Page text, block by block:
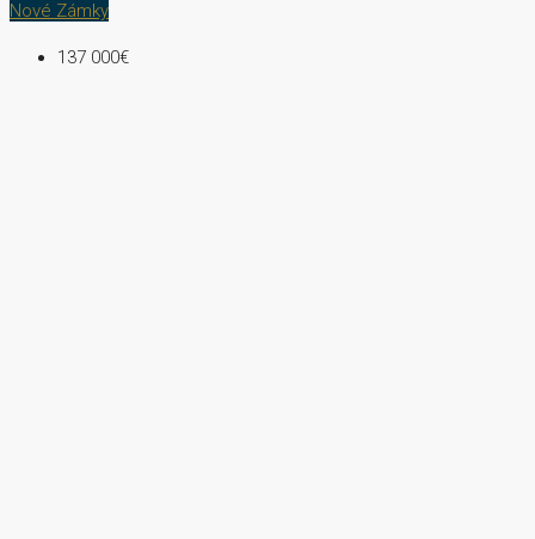
Nové Zámky
137 000€